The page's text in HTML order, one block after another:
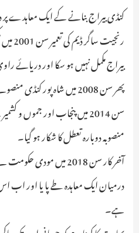
کنڈی بیراج بنانے کے ایک معاہدے
بیراج مکمل نہیں ہو سکا اور دریائے
پھر سن 2008 میں شاہ پور
سن 2014 میں پنجاب اور جموں
منصوبہ دوبارہ تعطل کا شکار ہو گیا۔
آخر کار سن 2018 میں
درمیان ایک معاہدہ طے پا یا اور اب اس
ہے۔